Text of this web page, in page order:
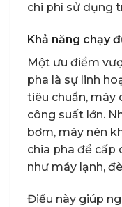
chi phí sử dụng
Khả năng chạy
Một ưu điểm
pha là sự linh
tiêu chuẩn, máy
công suất lớn.
bơm, máy nén
chia pha để cấp
như máy lạnh,
Điều này giúp